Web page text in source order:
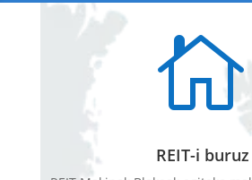

REIT-i buruz